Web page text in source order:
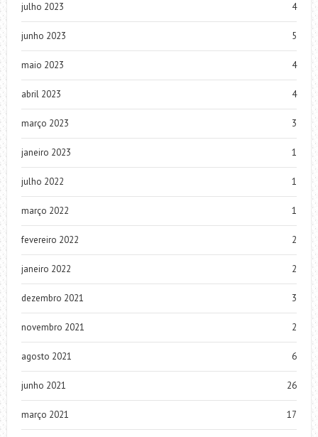
julho 2023 4
junho 2023 5
maio 2023 4
abril 2023 4
março 2023 3
janeiro 2023 1
julho 2022 1
março 2022 1
fevereiro 2022 2
janeiro 2022 2
dezembro 2021 3
novembro 2021 2
agosto 2021 6
junho 2021 26
março 2021 17